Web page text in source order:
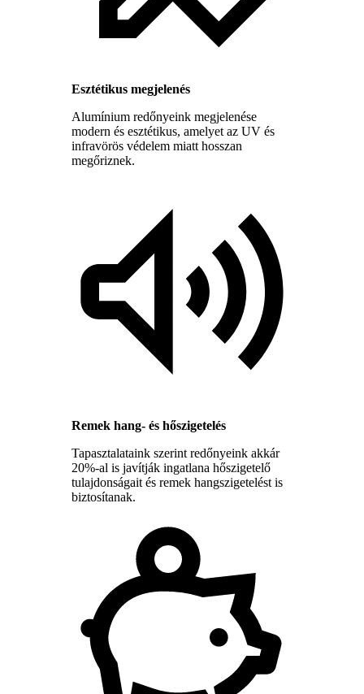
Esztétikus megjelenés
Alumínium redőnyeink megjelenése
modern és esztétikus, amelyet az UV és
infravörös védelem miatt hosszan
megőriznek.
Remek hang- és hőszigetelés
Tapasztalataink szerint redőnyeink akkár
20%-al is javítják ingatlana hőszigetelő
tulajdonságait és remek hangszigetelést is
biztosítanak.